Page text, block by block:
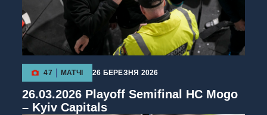
47 МАТЧІ 26 БЕРЕЗНЯ 2026
26.03.2026 Playoff Semifinal HC Mogo
– Kyiv Capitals